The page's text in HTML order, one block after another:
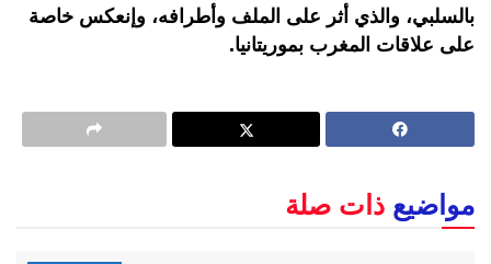
بالسلبي، والذي أثر على الملف وأطرافه، وإنعكس خاصة
على علاقات المغرب بموريتانيا.
مواضيع ذات صلة